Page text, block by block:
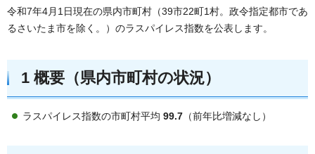
令和7年4月1日現在の県内市町村（39市22町1村。政令指定都市であ
るさいたま市を除く。）のラスパイレス指数を公表します。
1 概要（県内市町村の状況）
ラスパイレス指数の市町村平均 99.7 （前年比増減なし）